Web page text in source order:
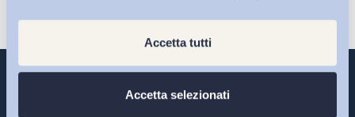
Accetta tutti
Accetta selezionati